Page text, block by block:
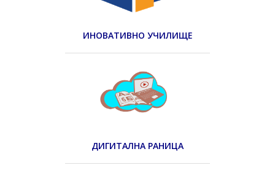
ИНОВАТИВНО УЧИЛИЩЕ
ДИГИТАЛНА РАНИЦА